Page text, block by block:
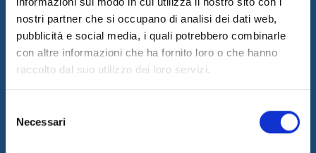
nostri partner che si occupano di analisi dei dati web,
pubblicità e social media, i quali potrebbero combinarle
con altre informazioni che ha fornito loro o che hanno
raccolto dal suo utilizzo dei loro servizi.
delNecessari
I&I promotes innovation by designing and implementing
innovative solutions and supplying consulting and outsourcing
services to support its customers businesses. The quality of our
services is guaranteed by the work of a professional team with a
Latest News